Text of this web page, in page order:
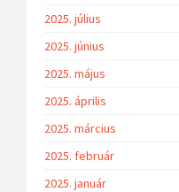
2025. július
2025. június
2025. május
2025. április
2025. március
2025. február
2025. január